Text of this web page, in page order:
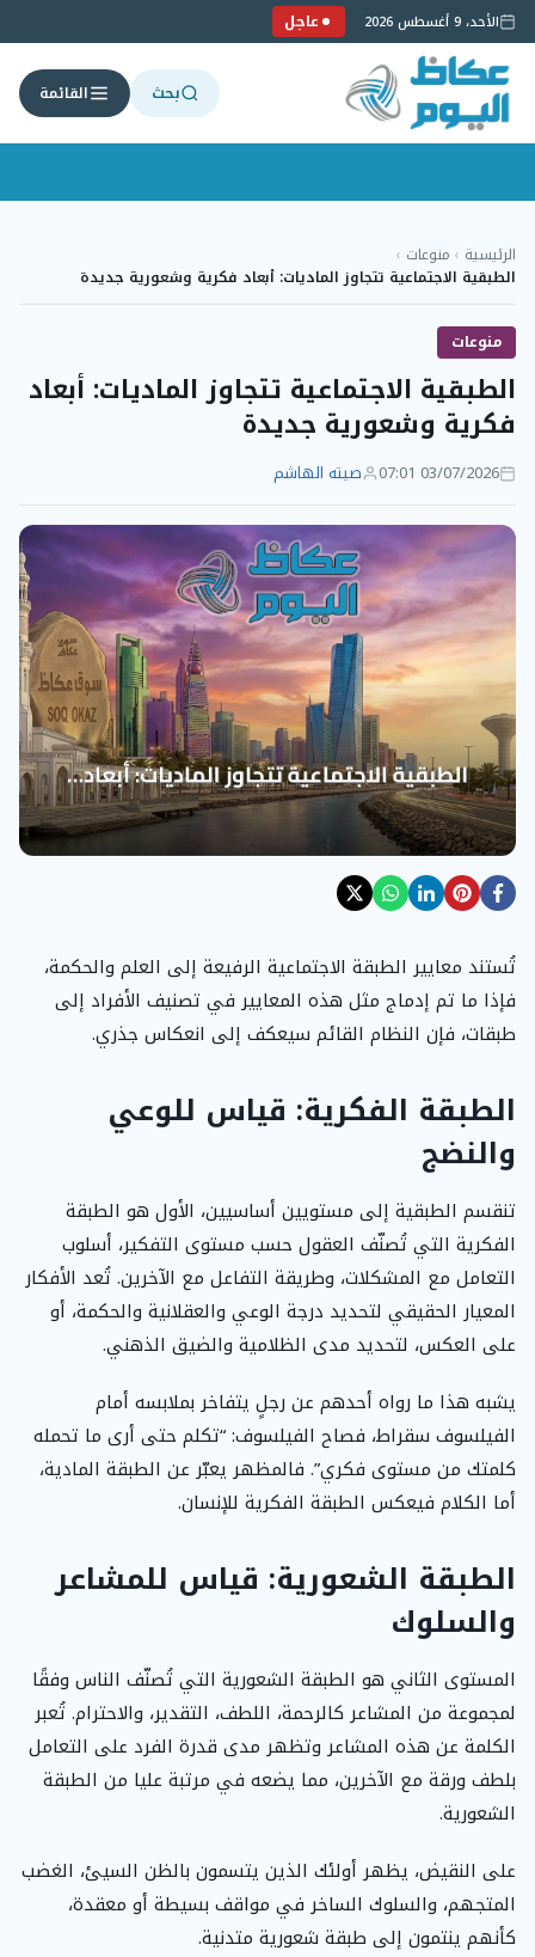
الأحد، 9 أغسطس 2026 عاجل
بحث القائمة
إلى
المحتوى
الرئيسية › منوعات ›
الطبقية الاجتماعية تتجاوز الماديات: أبعاد فكرية وشعورية جديدة
منوعات
الطبقية الاجتماعية تتجاوز الماديات: أبعاد
فكرية وشعورية جديدة
03/07/2026 07:01 صيته الهاشم
تُستند معايير الطبقة الاجتماعية الرفيعة إلى العلم والحكمة،
فإذا ما تم إدماج مثل هذه المعايير في تصنيف الأفراد إلى
طبقات، فإن النظام القائم سيعكف إلى انعكاس جذري.
الطبقة الفكرية: قياس للوعي
والنضج
تنقسم الطبقية إلى مستويين أساسيين، الأول هو الطبقة
الفكرية التي تُصنّف العقول حسب مستوى التفكير، أسلوب
التعامل مع المشكلات، وطريقة التفاعل مع الآخرين. تُعد الأفكار
المعيار الحقيقي لتحديد درجة الوعي والعقلانية والحكمة، أو
على العكس، لتحديد مدى الظلامية والضيق الذهني.
يشبه هذا ما رواه أحدهم عن رجلٍ يتفاخر بملابسه أمام
الفيلسوف سقراط، فصاح الفيلسوف: “تكلم حتى أرى ما تحمله
كلمتك من مستوى فكري”. فالمظهر يعبّر عن الطبقة المادية،
أما الكلام فيعكس الطبقة الفكرية للإنسان.
الطبقة الشعورية: قياس للمشاعر
والسلوك
المستوى الثاني هو الطبقة الشعورية التي تُصنّف الناس وفقًا
لمجموعة من المشاعر كالرحمة، اللطف، التقدير، والاحترام. تُعبر
الكلمة عن هذه المشاعر وتظهر مدى قدرة الفرد على التعامل
بلطف ورقة مع الآخرين، مما يضعه في مرتبة عليا من الطبقة
الشعورية.
على النقيض، يظهر أولئك الذين يتسمون بالظن السيئ، الغضب
المتجهم، والسلوك الساخر في مواقف بسيطة أو معقدة،
كأنهم ينتمون إلى طبقة شعورية متدنية.